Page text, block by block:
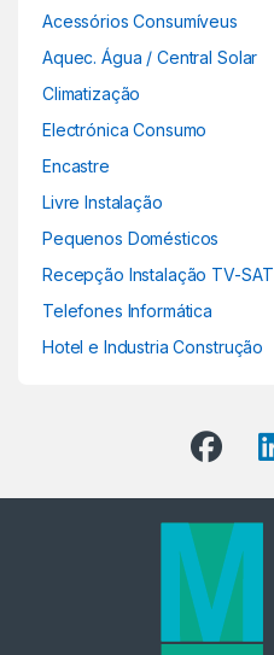
Acessórios Consumíveus
Aquec. Água / Central Solar
Climatização
Electrónica Consumo
Encastre
Livre Instalação
Pequenos Domésticos
Recepção Instalação TV-SAT
Telefones Informática
Hotel e Industria Construção